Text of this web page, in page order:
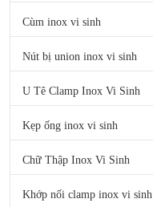
Cùm inox vi sinh
Nút bị union inox vi sinh
U Tê Clamp Inox Vi Sinh
Kẹp ống inox vi sinh
Chữ Thập Inox Vi Sinh
Khớp nối clamp inox vi sinh